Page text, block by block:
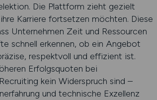
Die Plattform zieht gezielt
Karriere fortsetzen möchten. Diese
Unternehmen Zeit und Ressourcen
schnell erkennen, ob ein Angebot
respektvoll und effizient ist.
Erfolgsquoten bei
kein Widerspruch sind –
und technische Exzellenz